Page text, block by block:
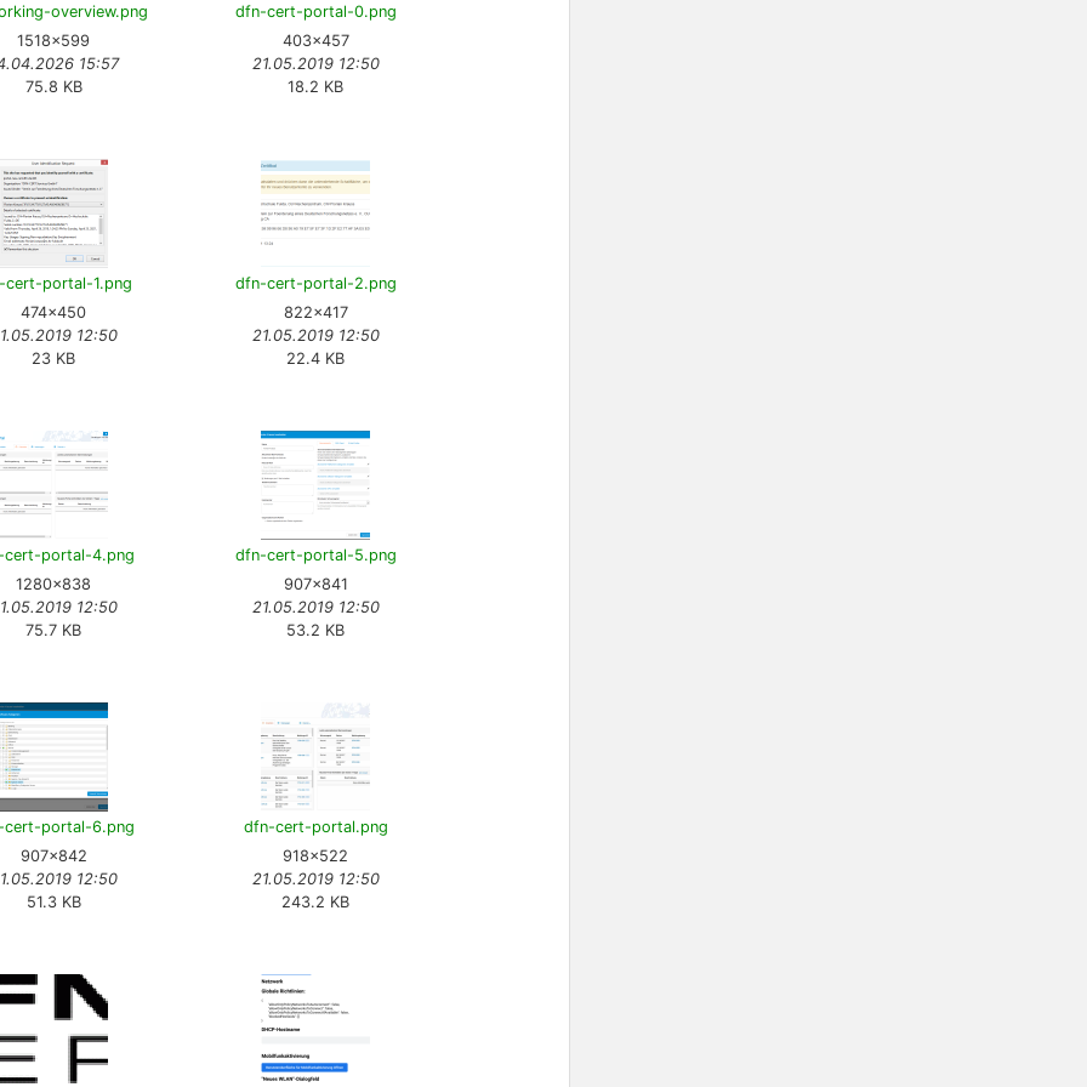
overview.png
1518×599
15:57
75.8 KB
dfn-cert-portal-0.png
403×457
21.05.2019 12:50
18.2 KB
cert-portal-1.png
474×450
12:50
23 KB
dfn-cert-portal-2.png
822×417
21.05.2019 12:50
22.4 KB
cert-portal-4.png
1280×838
12:50
75.7 KB
dfn-cert-portal-5.png
907×841
21.05.2019 12:50
53.2 KB
cert-portal-6.png
907×842
12:50
51.3 KB
dfn-cert-portal.png
918×522
21.05.2019 12:50
243.2 KB